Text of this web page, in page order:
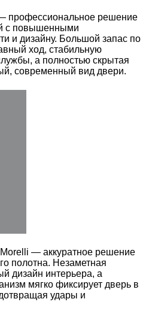
профессиональное решение
с повышенными
и дизайну. Большой запас по
ход, стабильную
а полностью скрытая
современный вид двери.
— аккуратное решение
полотна. Незаметная
дизайн интерьера, а
мягко фиксирует дверь в
удары и